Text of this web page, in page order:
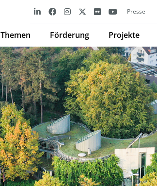
Presse
Themen Förderung Projekte